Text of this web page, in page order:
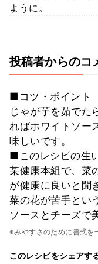
ように。
投稿者からのコ
■コツ・ポイント
じゃが芋を茹でた
ればホワイトソー
味しいです。
■このレシピの生
某健康本組で、菜
が健康に良いと聞
菜の花が苦手とい
ソースとチーズで
※みやすさのために書式を
このレシピをシェアす